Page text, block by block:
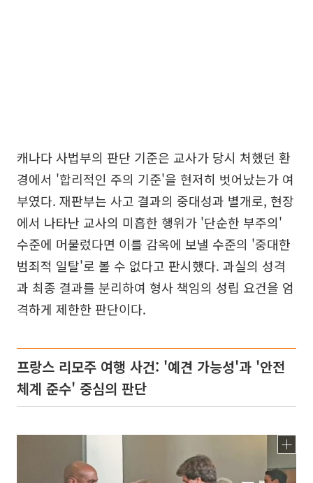
캐나다 사법부의 판단 기준은 교사가 당시 처했던 환
경에서 '합리적인 주의 기준'을 현저히 벗어났는가 여
부였다. 재판부는 사고 결과의 중대성과 별개로, 현장
에서 나타난 교사의 미흡한 행위가 '단순한 부주의'
수준에 머물렀다면 이를 감옥에 보낼 수준의 '중대한
범죄적 일탈'로 볼 수 없다고 판시했다. 과실의 성격
과 최종 결과를 분리하여 형사 책임의 성립 요건을 엄
격하게 제한한 판단이다.
프랑스 리모주 여행 사건: '예견 가능성'과 '안전
체계 준수' 중심의 판단